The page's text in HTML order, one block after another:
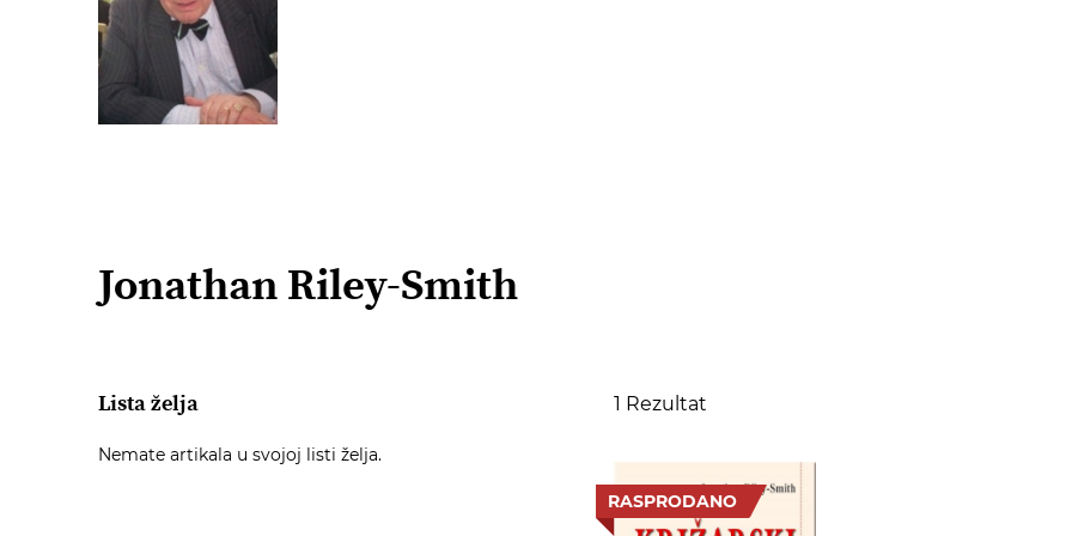
Jonathan Riley-Smith
1 Rezultat
RASPRODANO
Lista želja
Nemate artikala u svojoj listi želja.